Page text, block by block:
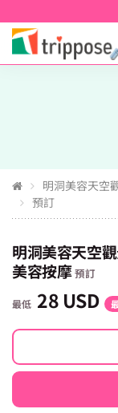
明洞美容天空
預訂
明洞美容天空
美容按摩預訂
最低 28 USD